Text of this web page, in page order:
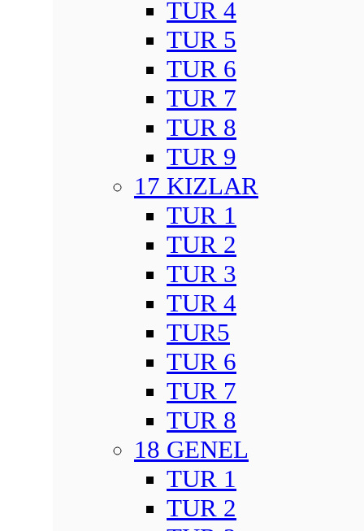
TUR 4
TUR 5
TUR 6
TUR 7
TUR 8
TUR 9
17 KIZLAR
TUR 1
TUR 2
TUR 3
TUR 4
TUR5
TUR 6
TUR 7
TUR 8
18 GENEL
TUR 1
TUR 2